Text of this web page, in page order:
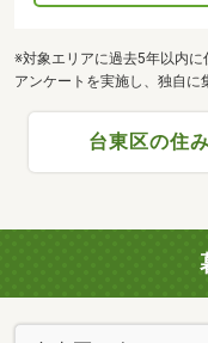
※対象エリアに過去5年以内
アンケートを実施し、独自に
台東区の住